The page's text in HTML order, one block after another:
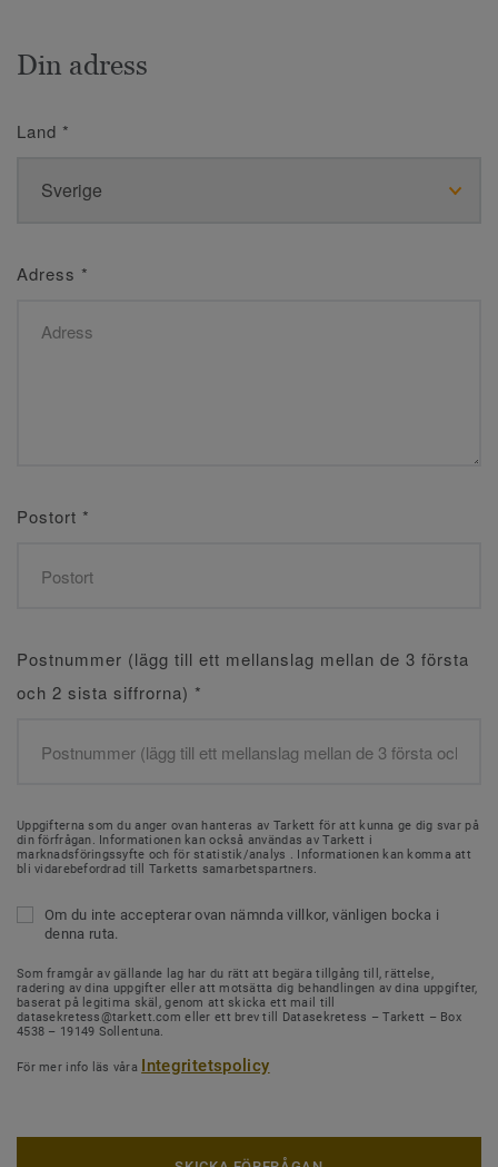
Din adress
Land *
Adress *
Postort *
Postnummer (lägg till ett mellanslag mellan de 3 första
och 2 sista siffrorna) *
Uppgifterna som du anger ovan hanteras av Tarkett för att kunna ge dig svar på
din förfrågan. Informationen kan också användas av Tarkett i
marknadsföringssyfte och för statistik/analys . Informationen kan komma att
bli vidarebefordrad till Tarketts samarbetspartners.
Om du inte accepterar ovan nämnda villkor, vänligen bocka i
denna ruta.
Som framgår av gällande lag har du rätt att begära tillgång till, rättelse,
radering av dina uppgifter eller att motsätta dig behandlingen av dina uppgifter,
baserat på legitima skäl, genom att skicka ett mail till
datasekretess@tarkett.com eller ett brev till Datasekretess – Tarkett – Box
4538 – 19149 Sollentuna.
För mer info läs våra Integritetspolicy